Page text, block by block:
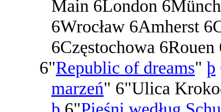
Main 6London 6Mü
6Wrocław 6Amherst 6
6Częstochowa 6Rouen
6"Republic of dreams" þ
marzeń" 6"Ulica